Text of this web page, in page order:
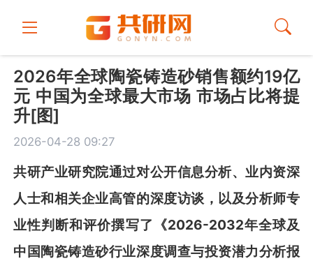
2026年全球陶瓷铸造砂销售额约19亿
元 中国为全球最大市场 市场占比将提
升[图]
2026-04-28 09:27
共研产业研究院通过对公开信息分析、业内资深
人士和相关企业高管的深度访谈，以及分析师专
业性判断和评价撰写了《2026-2032年全球及
中国陶瓷铸造砂行业深度调查与投资潜力分析报